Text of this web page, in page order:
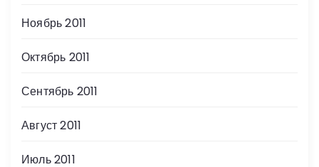
Ноябрь 2011
Октябрь 2011
Сентябрь 2011
Август 2011
Июль 2011